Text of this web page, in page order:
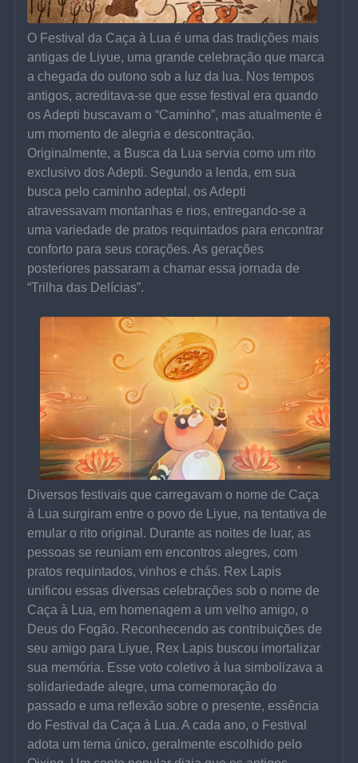
O Festival da Caça à Lua é uma das tradições mais
antigas de Liyue, uma grande celebração que marca
a chegada do outono sob a luz da lua. Nos tempos
antigos, acreditava-se que esse festival era quando
os Adepti buscavam o “Caminho”, mas atualmente é
um momento de alegria e descontração.
Originalmente, a Busca da Lua servia como um rito
exclusivo dos Adepti. Segundo a lenda, em sua
busca pelo caminho adeptal, os Adepti
atravessavam montanhas e rios, entregando-se a
uma variedade de pratos requintados para encontrar
conforto para seus corações. As gerações
posteriores passaram a chamar essa jornada de
“Trilha das Delícias”.
Diversos festivais que carregavam o nome de Caça
à Lua surgiram entre o povo de Liyue, na tentativa de
emular o rito original. Durante as noites de luar, as
pessoas se reuniam em encontros alegres, com
pratos requintados, vinhos e chás. Rex Lapis
unificou essas diversas celebrações sob o nome de
Caça à Lua, em homenagem a um velho amigo, o
Deus do Fogão. Reconhecendo as contribuições de
seu amigo para Liyue, Rex Lapis buscou imortalizar
sua memória. Esse voto coletivo à lua simbolizava a
solidariedade alegre, uma comemoração do
passado e uma reflexão sobre o presente, essência
do Festival da Caça à Lua. A cada ano, o Festival
adota um tema único, geralmente escolhido pelo